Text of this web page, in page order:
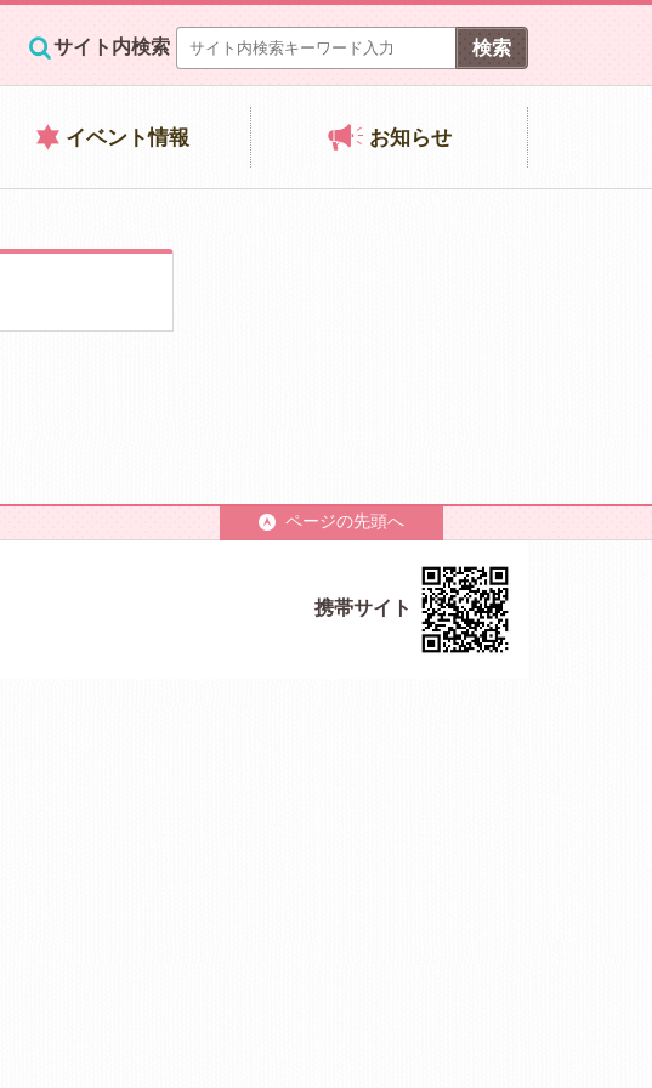
サイト内検索
イベント情報 お知らせ
ページの先頭へ
携帯サイト